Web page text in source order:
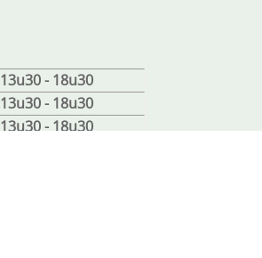
13u30 - 18u30
13u30 - 18u30
13u30 - 18u30